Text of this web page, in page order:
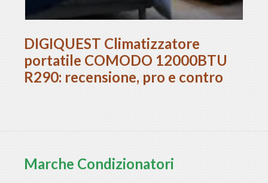
DIGIQUEST Climatizzatore
portatile COMODO 12000BTU
R290: recensione, pro e contro
Marche Condizionatori